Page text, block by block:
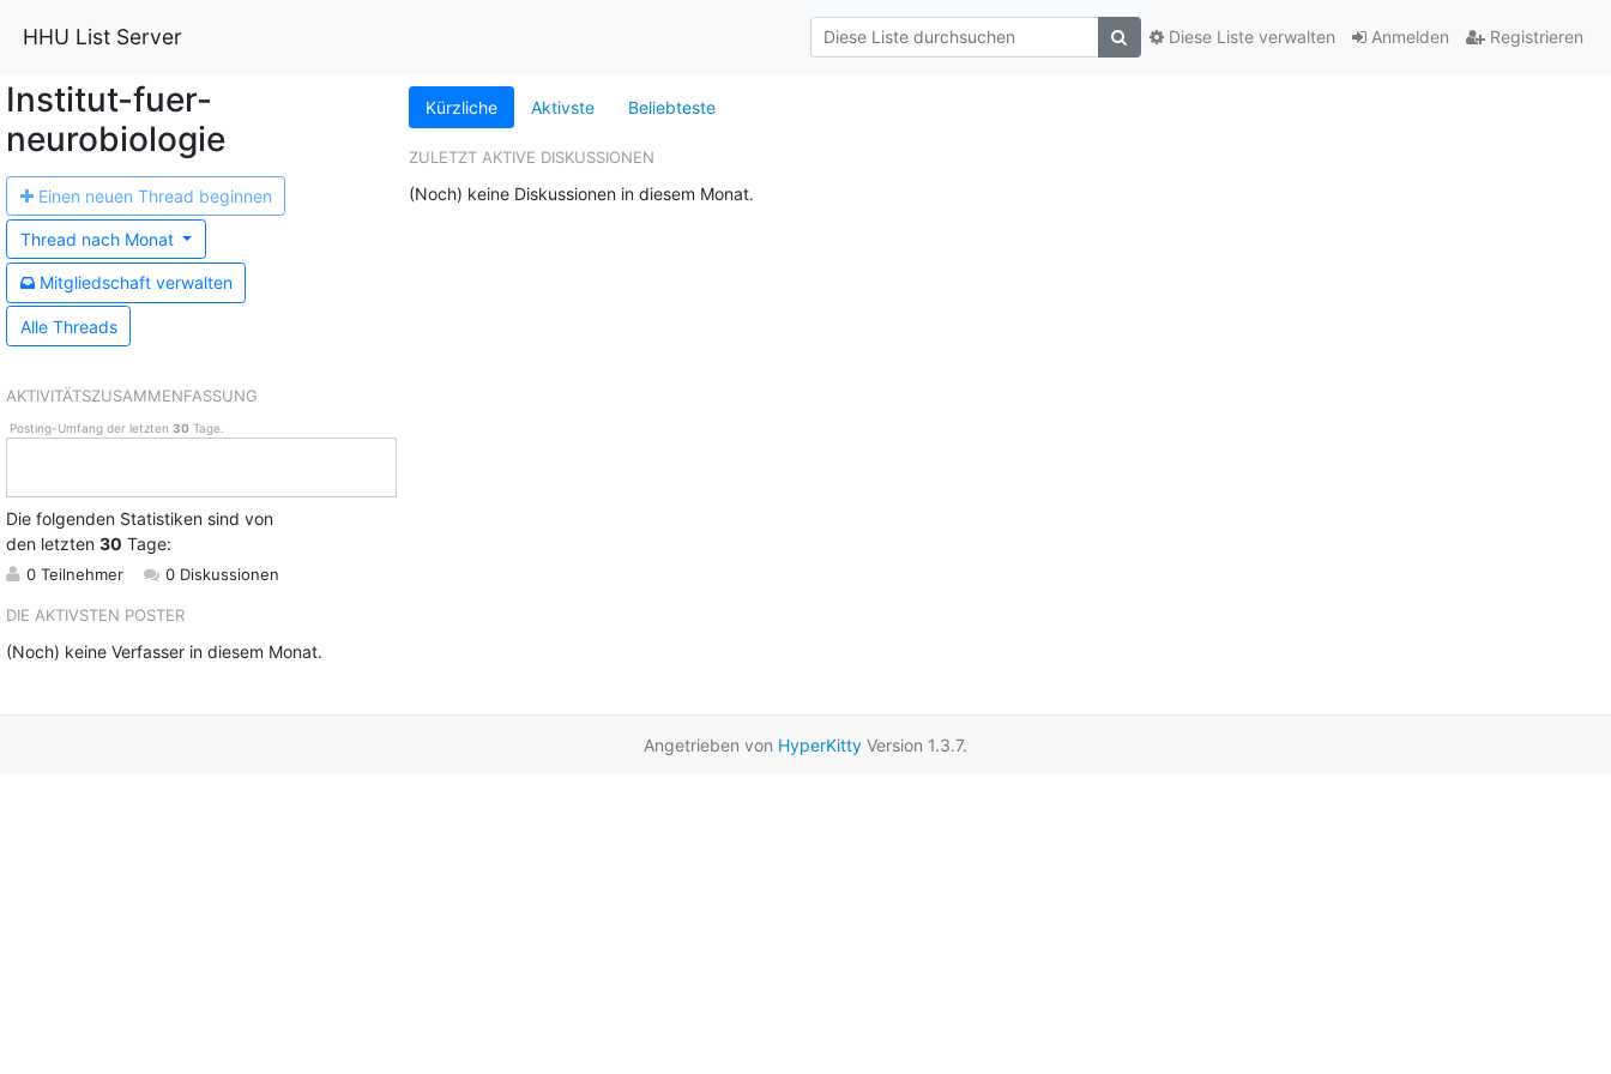
HHU List Server Anmelden Registrieren
Diese Liste verwalten
Institut-fuer-
neurobiologie
Einen neuen Thread beginnen
Thread nachMonat
Mitgliedschaftverwalten
Alle Threads
AKTIVITÄTSZUSAMMENFASSUNG
Posting-Umfang der letzten 30Tage.
Die folgenden Statistiken sind von
den letzten 30 Tage:
0 Teilnehmer 0 Diskussionen
DIE AKTIVSTEN POSTER
(Noch) keine Verfasser in diesem Monat.
Kürzliche Aktivste Beliebteste
ZULETZT AKTIVE DISKUSSIONEN
(Noch) keine Diskussionen in diesem Monat.
Angetrieben von HyperKitty Version 1.3.7.